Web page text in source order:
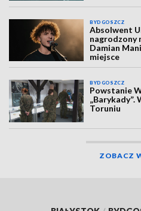
BYDGOSZCZ
Absolwent
nagrodzony
Damian
miejsce
BYDGOSZCZ
Powstanie
Toruniu
ZOBACZ